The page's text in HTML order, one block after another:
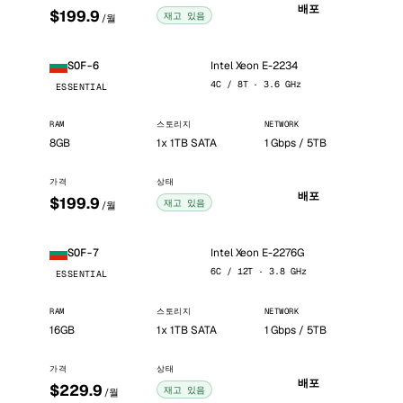
$199.9 /월 재고 있음 배포
SOF-6
ESSENTIAL
Intel Xeon E-2234
4C / 8T · 3.6 GHz
RAM
8GB
스토리지
1x 1TB SATA
NETWORK
1 Gbps / 5TB
가격
$199.9 /월
상태
재고 있음 배포
SOF-7
ESSENTIAL
Intel Xeon E-2276G
6C / 12T · 3.8 GHz
RAM
16GB
스토리지
1x 1TB SATA
NETWORK
1 Gbps / 5TB
가격
$229.9 /월
상태
재고 있음 배포